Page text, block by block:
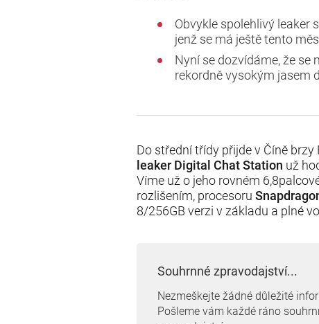
Obvykle spolehlivý leaker
jenž se má ještě tento
Nyní se dozvídáme, že
rekordně vysokým jasem
Do střední třídy přijde v Číně
leaker Digital Chat Station už
Víme už o jeho rovném
rozlišením, procesoru
8/256GB verzi v základu a plné
Souhrnné zpravodajství...
Nezmeškejte žádné důležité
Pošleme vám každé ráno